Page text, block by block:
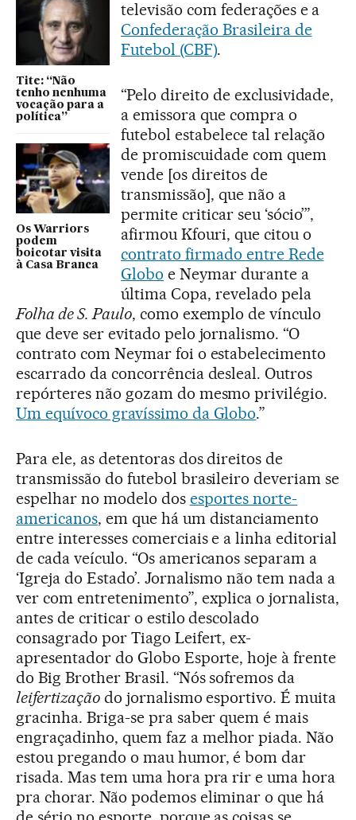
Tite: “Não
tenho nenhuma
vocação para a
política”
Os Warriors
podem
boicotar visita
à Casa Branca
televisão com federações e a
Confederação Brasileira de
Futebol (CBF).
“Pelo direito de exclusividade,
a emissora que compra o
futebol estabelece tal relação
de promiscuidade com quem
vende [os direitos de
transmissão], que não a
permite criticar seu ‘sócio’”,
afirmou Kfouri, que citou o
contrato firmado entre Rede
Globo e Neymar durante a
última Copa, revelado pela
Folha de S. Paulo, como exemplo de vínculo
que deve ser evitado pelo jornalismo. “O
contrato com Neymar foi o estabelecimento
escarrado da concorrência desleal. Outros
repórteres não gozam do mesmo privilégio.
Um equívoco gravíssimo da Globo.”
Para ele, as detentoras dos direitos de
transmissão do futebol brasileiro deveriam se
espelhar no modelo dos esportes norte-
americanos, em que há um distanciamento
entre interesses comerciais e a linha editorial
de cada veículo. “Os americanos separam a
‘Igreja do Estado’. Jornalismo não tem nada a
ver com entretenimento”, explica o jornalista,
antes de criticar o estilo descolado
consagrado por Tiago Leifert, ex-
apresentador do Globo Esporte, hoje à frente
do Big Brother Brasil. “Nós sofremos da
leifertizaçãodo jornalismo esportivo. É muita
gracinha. Briga-se pra saber quem é mais
engraçadinho, quem faz a melhor piada. Não
estou pregando o mau humor, é bom dar
risada. Mas tem uma hora pra rir e uma hora
pra chorar. Não podemos eliminar o que há